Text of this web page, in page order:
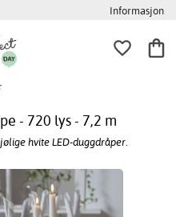
Informasjon
- 720 lys - 7,2 m
hvite LED-duggdråper.